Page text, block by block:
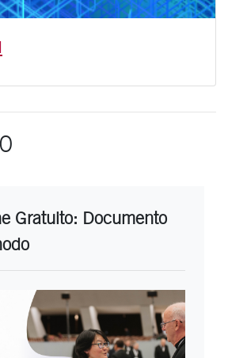
Gratuito: Documento